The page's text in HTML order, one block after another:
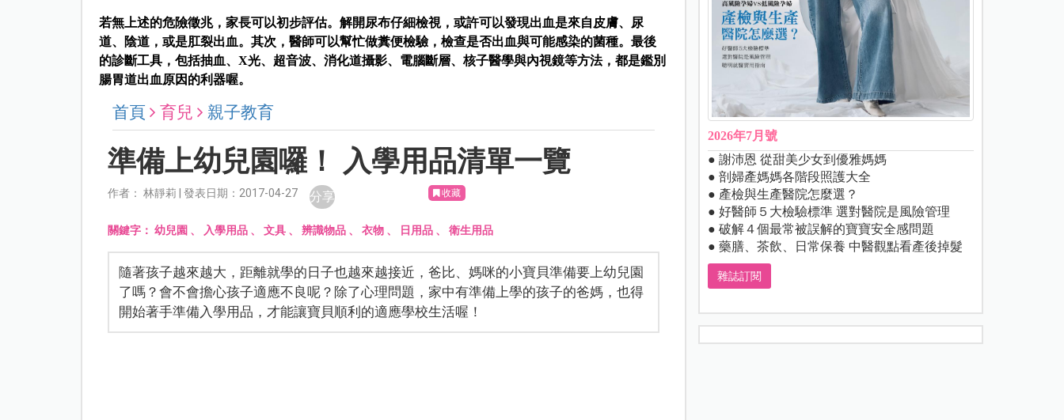
若無上述的危險徵兆，家長可以初步評估。解開尿布仔細檢視，或許可以發現出血是來自皮膚、尿
道、陰道，或是肛裂出血。其次，醫師可以幫忙做糞便檢驗，檢查是否出血與可能感染的菌種。最後
的診斷工具，包括抽血、X光、超音波、消化道攝影、電腦斷層、核子醫學與內視鏡等方法，都是鑑別
腸胃道出血原因的利器喔。
首頁 育兒 親子教育
準備上幼兒園囉！ 入學用品清單一覽
作者： 林靜莉 | 發表日期：2017-04-27 分享 收藏
關鍵字：幼兒園 、 入學用品 、文具 、辨識物品 、衣物 、 日用品 、衛生用品
隨著孩子越來越大，距離就學的日子也越來越接近，爸比、媽咪的小寶貝準備要上幼兒園
了嗎？會不會擔心孩子適應不良呢？除了心理問題，家中有準備上學的孩子的爸媽，也得
開始著手準備入學用品，才能讓寶貝順利的適應學校生活喔！
2026年7月號
● 謝沛恩 從甜美少女到優雅媽媽
● 剖婦產媽媽各階段照護大全
● 產檢與生產醫院怎麼選？
● 好醫師５大檢驗標準 選對醫院是風險管理
● 破解４個最常被誤解的寶寶安全感問題
● 藥膳、茶飲、日常保養 中醫觀點看產後掉髮
雜誌訂閱